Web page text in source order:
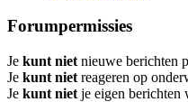
Forumpermissies
Je kunt niet nieuwe berichten
Je kunt niet reageren op
Je kunt niet je eigen